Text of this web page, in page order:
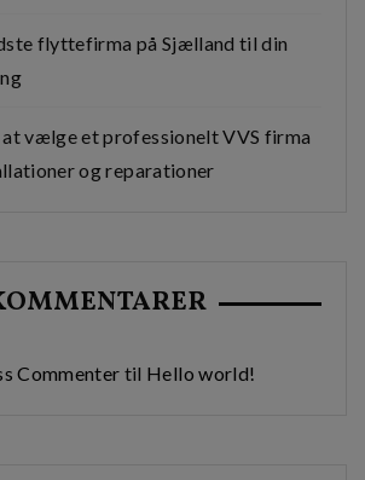
flyttefirma på Sjælland til din
at vælge et professionelt VVS firma
og reparationer
Commenter til Hello world!